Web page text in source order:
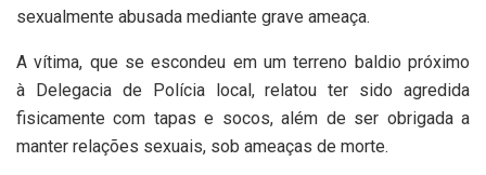
sexualmente abusada mediante grave ameaça.
A vítima, que se escondeu em um terreno baldio próximo
à Delegacia de Polícia local, relatou ter sido agredida
fisicamente com tapas e socos, além de ser obrigada a
manter relações sexuais, sob ameaças de morte.